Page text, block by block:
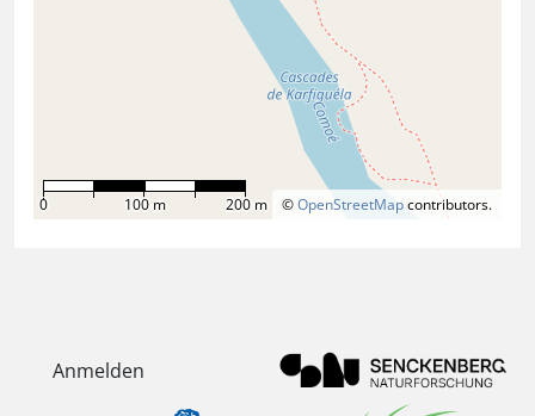
©OpenStreetMapcontributors.
0 100 m 200 m
Anmelden